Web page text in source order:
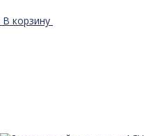
В корзину